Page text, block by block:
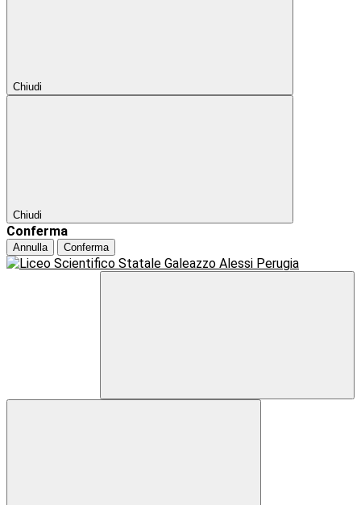
Chiudi
Chiudi
Conferma
Annulla Conferma